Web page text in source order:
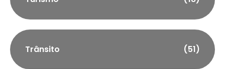
Trânsito (51)